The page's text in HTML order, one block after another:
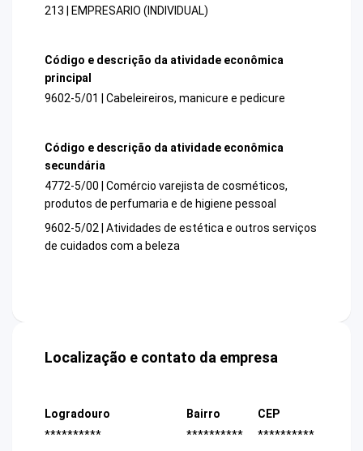
213 | EMPRESARIO (INDIVIDUAL)
Código e descrição da atividade econômica
principal
9602-5/01 | Cabeleireiros, manicure e pedicure
Código e descrição da atividade econômica
secundária
4772-5/00 | Comércio varejista de cosméticos,
produtos de perfumaria e de higiene pessoal
9602-5/02 | Atividades de estética e outros serviços
de cuidados com a beleza
Localização e contato da empresa
Logradouro
**********
Bairro
**********
CEP
**********